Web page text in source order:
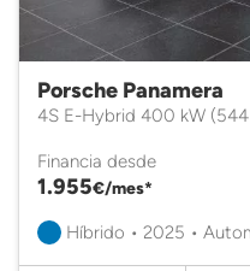
Porsche Panamera
4S E-Hybrid 400 kW
Financia desde
1.955€/mes*
Híbrido • 2025 •